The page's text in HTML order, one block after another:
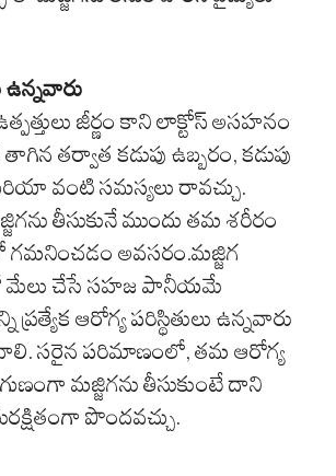
జీర్ణం కాని లాక్టోస్ అసహనం
తర్వాత కడుపు ఉబ్బరం, కడుపు
వంటి సమస్యలు రావచ్చు.
తీసుకునే ముందు తమ శరీరం
గమనించడం అవసరం.మజ్జిగ
మేలు చేసే సహజ పానీయమే
ఆరోగ్య పరిస్థితులు ఉన్నవారు
సరైన పరిమాణంలో, తమ ఆరోగ్య
మజ్జిగను తీసుకుంటే దాని
పొందవచ్చు.